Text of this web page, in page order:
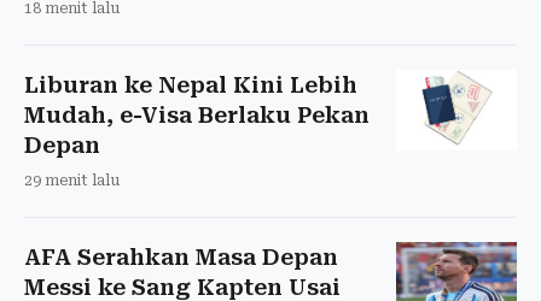
18 menit lalu
Liburan ke Nepal Kini Lebih
Mudah, e-Visa Berlaku Pekan
Depan
29 menit lalu
AFA Serahkan Masa Depan
Messi ke Sang Kapten Usai